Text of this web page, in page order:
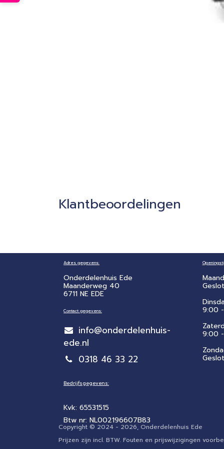
Klantbeoordelingen
Adres gegevens:
Onderdelenhuis Ede
Maanderweg 40
6711 NE EDE
Contact gegevens:
info@onderdelenhuis-
ede.nl
0318 46 33 22
Bedrijfsgegevens:
Kvk: 65531515
Btw nr: NL002196607B83
9:00
​9:00
Copyright © 2024 - 2026, Onderdelenhuis Ede
Prijzen zijn incl. BTW. Fouten en prijswijzigingen